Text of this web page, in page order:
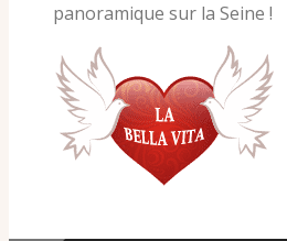
panoramique sur la Seine !